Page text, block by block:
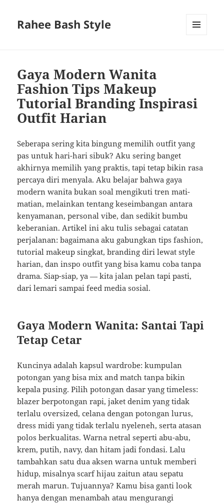
Rahee Bash Style
Gaya Modern Wanita
Fashion Tips Makeup
Tutorial Branding Inspirasi
Outfit Harian
Seberapa sering kita bingung memilih outfit yang
pas untuk hari-hari sibuk? Aku sering banget
akhirnya memilih yang praktis, tapi tetap bikin rasa
percaya diri menyala. Aku belajar bahwa gaya
modern wanita bukan soal mengikuti tren mati-
matian, melainkan tentang keseimbangan antara
kenyamanan, personal vibe, dan sedikit bumbu
keberanian. Artikel ini aku tulis sebagai catatan
perjalanan: bagaimana aku gabungkan tips fashion,
tutorial makeup singkat, branding diri lewat style
harian, dan inspo outfit yang bisa kamu coba tanpa
drama. Siap-siap, ya — kita jalan pelan tapi pasti,
dari lemari sampai feed media sosial.
Gaya Modern Wanita: Santai Tapi
Tetap Cetar
Kuncinya adalah kapsul wardrobe: kumpulan
potongan yang bisa mix and match tanpa bikin
kepala pusing. Pilih potongan dasar yang timeless:
blazer berpotongan rapi, jaket denim yang tidak
terlalu oversized, celana dengan potongan lurus,
dress midi yang tidak terlalu nyeleneh, serta atasan
polos berkualitas. Warna netral seperti abu-abu,
krem, putih, navy, dan hitam jadi fondasi. Lalu
tambahkan satu dua aksen warna untuk memberi
hidup, misalnya scarf hijau zaitun atau sepatu
merah marun. Tujuannya? Kamu bisa ganti look
hanya dengan menambah atau mengurangi